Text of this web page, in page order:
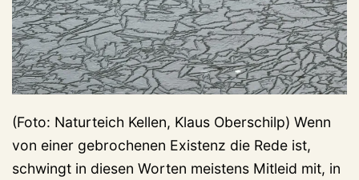
(Foto: Naturteich Kellen, Klaus Oberschilp) Wenn
von einer gebrochenen Existenz die Rede ist,
schwingt in diesen Worten meistens Mitleid mit, in